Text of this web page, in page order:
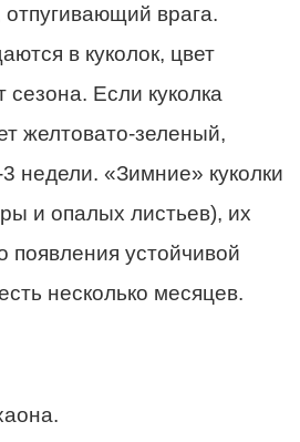
врага.
в куколок, цвет
сезона. Если куколка
желтовато-зеленый,
недели. «Зимние» куколки
и опалых листьев), их
появления устойчивой
несколько месяцев.